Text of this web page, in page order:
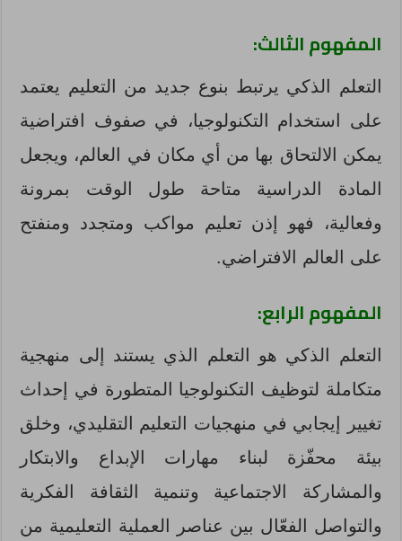
المفهوم الثالث:
التعلم الذكي يرتبط بنوع جديد من التعليم يعتمد
على استخدام التكنولوجيا، في صفوف افتراضية
يمكن الالتحاق بها من أي مكان في العالم، ويجعل
المادة الدراسية متاحة طول الوقت بمرونة
وفعالية، فهو إذن تعليم مواكب ومتجدد ومنفتح
على العالم الافتراضي.
المفهوم الرابع:
التعلم الذكي هو التعلم الذي يستند إلى منهجية
متكاملة لتوظيف التكنولوجيا المتطورة في إحداث
تغيير إيجابي في منهجيات التعليم التقليدي، وخلق
بيئة محفّزة لبناء مهارات الإبداع والابتكار
والمشاركة الاجتماعية وتنمية الثقافة الفكرية
والتواصل الفعّال بين عناصر العملية التعليمية من